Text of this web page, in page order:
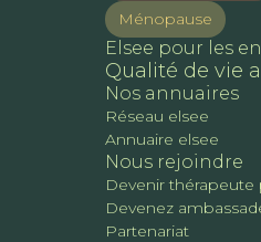
Ménopause
Elsee pour les
Qualité de vie
Nos annuaires
Réseau elsee
Annuaire elsee
Nous rejoindre
Devenir thérapeute
Devenez
Partenariat